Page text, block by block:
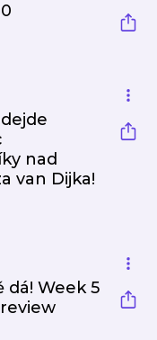
nad
van Dijka!
dá! Week 5